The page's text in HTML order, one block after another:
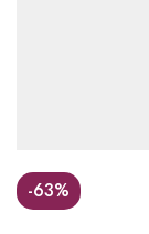
-63%